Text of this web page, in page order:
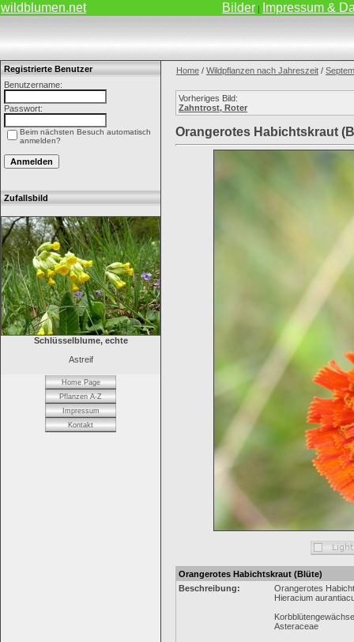
wildblumen.net Bilder | Impressum &
Registrierte Benutzer
Benutzername:
Passwort:
Beim nächsten Besuch automatisch
anmelden?
Zufallsbild
Schlüsselblume, echte
Astreif
Home Page
Pflanzen A-Z
Impressum
Kontakt
Home / Wildpflanzen nach Jahreszeit /
Vorheriges Bild:
Zahntrost, Roter
Orangerotes Habichtskraut
Orangerotes Habichtskraut (Blüte)
Beschreibung:
Orangerotes
Hieracium
Korbblütengewächse
Asteraceae